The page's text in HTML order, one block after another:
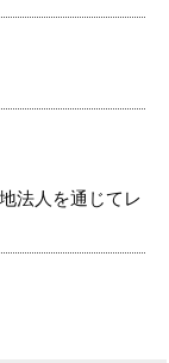
法人を通じてレ